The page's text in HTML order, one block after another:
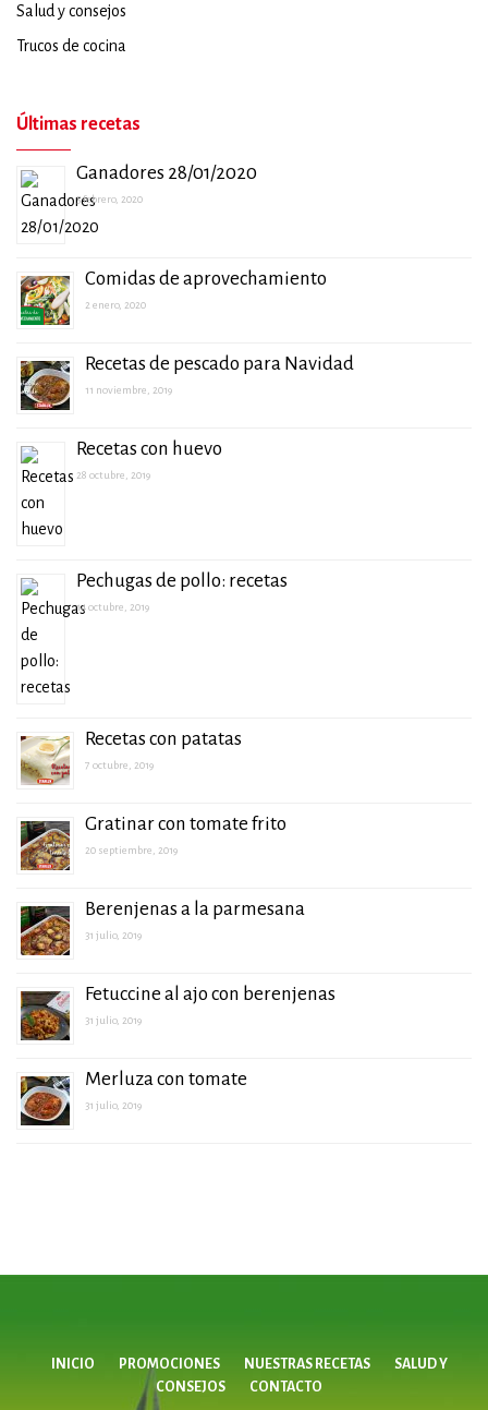
Salud y consejos
Trucos de cocina
Últimas recetas
Ganadores 28/01/2020
5 febrero, 2020
Comidas de aprovechamiento
2 enero, 2020
Recetas de pescado para Navidad
11 noviembre, 2019
Recetas con huevo
28 octubre, 2019
Pechugas de pollo: recetas
14 octubre, 2019
Recetas con patatas
7 octubre, 2019
Gratinar con tomate frito
20 septiembre, 2019
Berenjenas a la parmesana
31 julio, 2019
Fetuccine al ajo con berenjenas
31 julio, 2019
Merluza con tomate
31 julio, 2019
INICIO PROMOCIONES NUESTRAS RECETAS
SALUD Y
CONSEJOS
CONTACTO